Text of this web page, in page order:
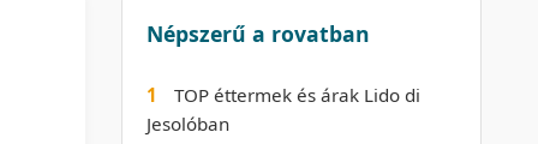
Népszerű a rovatban
1
TOP éttermek és árak Lido di
Jesolóban